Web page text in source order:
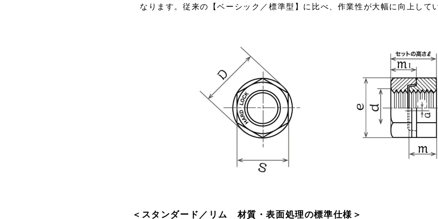
なります。従来の【ベーシック／標準型】に比べ、作業性が大幅に向上して
＜スタンダード／リム 材質・表面処理の標準仕様＞